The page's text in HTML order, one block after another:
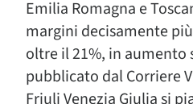
Emilia Romagna e
margini decisamente
oltre il 21%, in aumento
pubblicato dal Corriere